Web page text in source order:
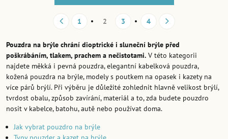
1 2 3 4
Pouzdra na brýle chrání dioptrické i sluneční brýle před
poškrábáním, tlakem, prachem a nečistotami. V této kategorii
najdete měkká i pevná pouzdra, elegantní kabelková pouzdra,
kožená pouzdra na brýle, modely s poutkem na opasek i kazety na
více párů brýlí. Při výběru je důležité zohlednit hlavně velikost brýlí,
tvrdost obalu, způsob zavírání, materiál a to, zda budete pouzdro
nosit v kabelce, batohu, autě nebo používat doma.
Jak vybrat pouzdro na brýle